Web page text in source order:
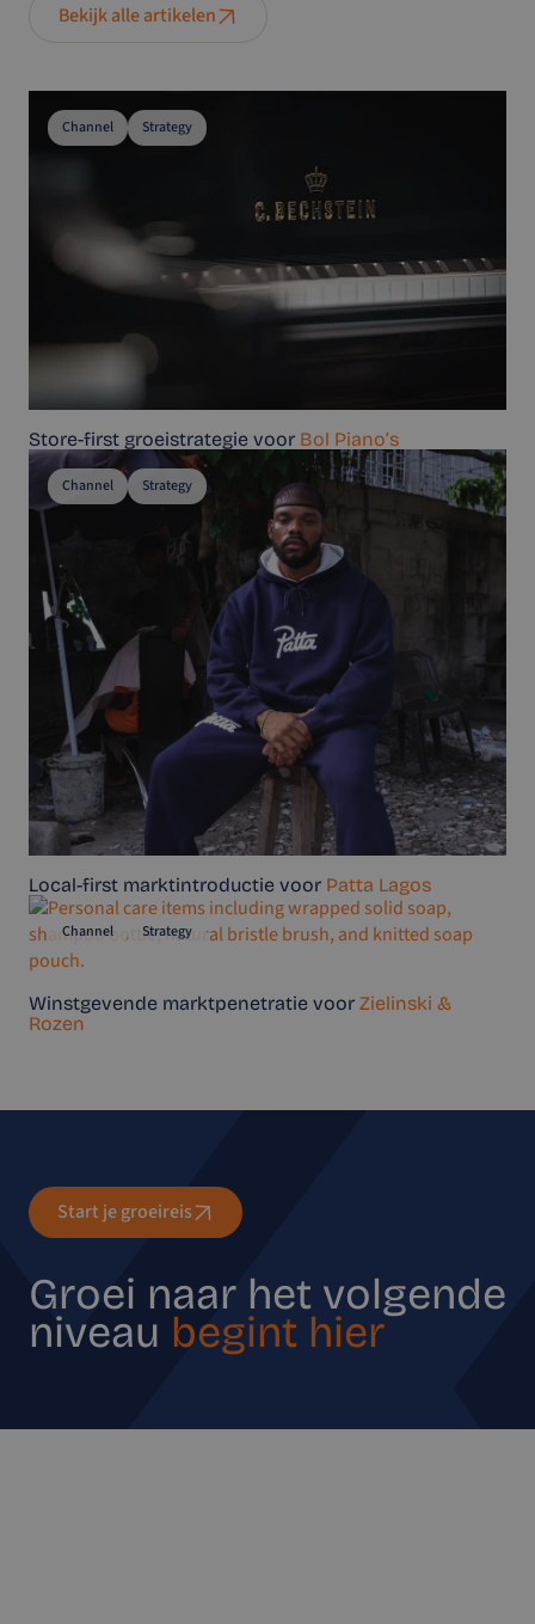
Bekijk alle artikelen
Channel Strategy
Store-first groeistrategie voor Bol Piano’s
Channel Strategy
Local-first marktintroductie voor Patta Lagos
Channel Strategy
Winstgevende marktpenetratie voor Zielinski &
Rozen
Start je groeireis
Groei naar het volgende
niveau begint hier